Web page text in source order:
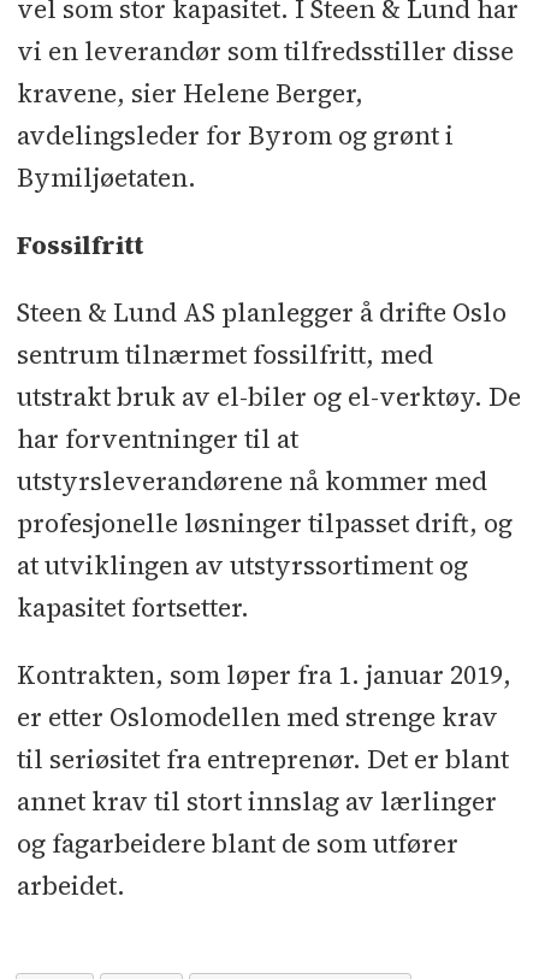
vel som stor kapasitet. I Steen & Lund har
vi en leverandør som tilfredsstiller disse
kravene, sier Helene Berger,
avdelingsleder for Byrom og grønt i
Bymiljøetaten.
Fossilfritt
Steen & Lund AS planlegger å drifte Oslo
sentrum tilnærmet fossilfritt, med
utstrakt bruk av el-biler og el-verktøy. De
har forventninger til at
utstyrsleverandørene nå kommer med
profesjonelle løsninger tilpasset drift, og
at utviklingen av utstyrssortiment og
kapasitet fortsetter.
Kontrakten, som løper fra 1. januar 2019,
er etter Oslomodellen med strenge krav
til seriøsitet fra entreprenør. Det er blant
annet krav til stort innslag av lærlinger
og fagarbeidere blant de som utfører
arbeidet.